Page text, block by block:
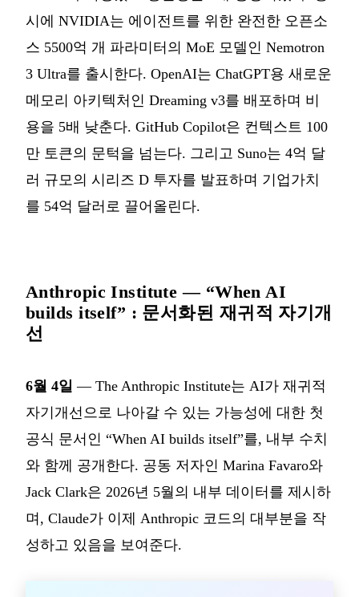
시에 NVIDIA는 에이전트를 위한 완전한 오픈소
스 5500억 개 파라미터의 MoE 모델인 Nemotron
3 Ultra를 출시한다. OpenAI는 ChatGPT용 새로운
메모리 아키텍처인 Dreaming v3를 배포하며 비
용을 5배 낮춘다. GitHub Copilot은 컨텍스트 100
만 토큰의 문턱을 넘는다. 그리고 Suno는 4억 달
러 규모의 시리즈 D 투자를 발표하며 기업가치
를 54억 달러로 끌어올린다.
Anthropic Institute — “When AI
builds itself” : 문서화된 재귀적 자기개
선
6월 4일 — The Anthropic Institute는 AI가 재귀적
자기개선으로 나아갈 수 있는 가능성에 대한 첫
공식 문서인 “When AI builds itself”를, 내부 수치
와 함께 공개한다. 공동 저자인 Marina Favaro와
Jack Clark은 2026년 5월의 내부 데이터를 제시하
며, Claude가 이제 Anthropic 코드의 대부분을 작
성하고 있음을 보여준다.